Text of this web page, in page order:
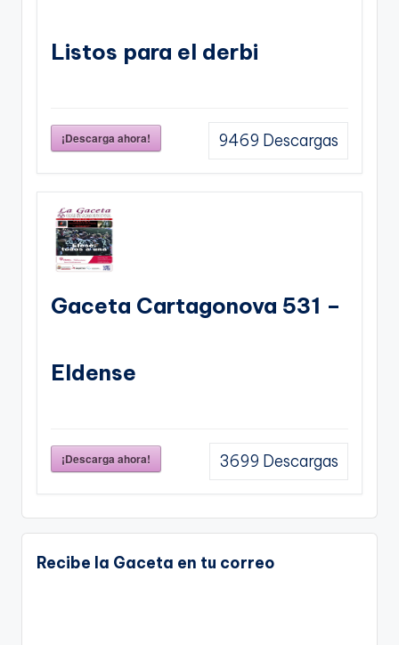
Listos para el derbi
¡Descarga ahora! 9469 Descargas
Gaceta Cartagonova 531 –
Eldense
¡Descarga ahora! 3699 Descargas
Recibe la Gaceta en tu correo